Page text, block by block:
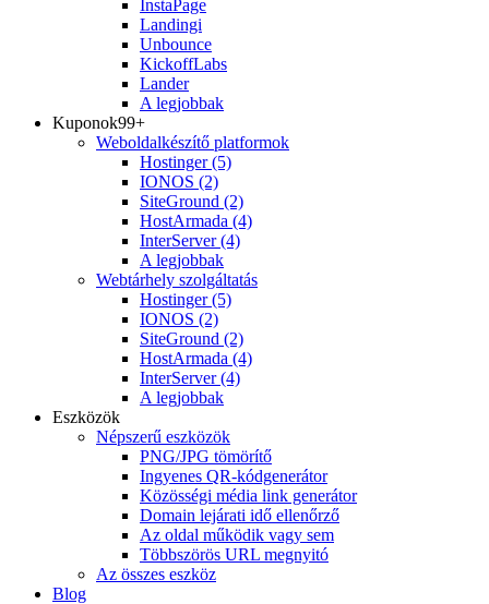
InstaPage
Landingi
Unbounce
KickoffLabs
Lander
A legjobbak
Kuponok99+
Weboldalkészítő platformok
Hostinger(5)
IONOS (2)
SiteGround (2)
HostArmada (4)
InterServer(4)
A legjobbak
Webtárhely szolgáltatás
Hostinger(5)
IONOS (2)
SiteGround (2)
HostArmada (4)
InterServer(4)
A legjobbak
Eszközök
Népszerű eszközök
PNG/JPG tömörítő
Ingyenes QR-kódgenerátor
Közösségi média link generátor
Domain lejárati idő ellenőrző
Az oldal működik vagy sem
Többszörös URL megnyitó
Az összes eszköz
Blog